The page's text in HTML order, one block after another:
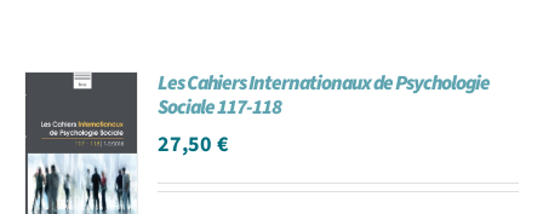
Les Cahiers Internationaux de Psychologie
Sociale 117-118
27,50€